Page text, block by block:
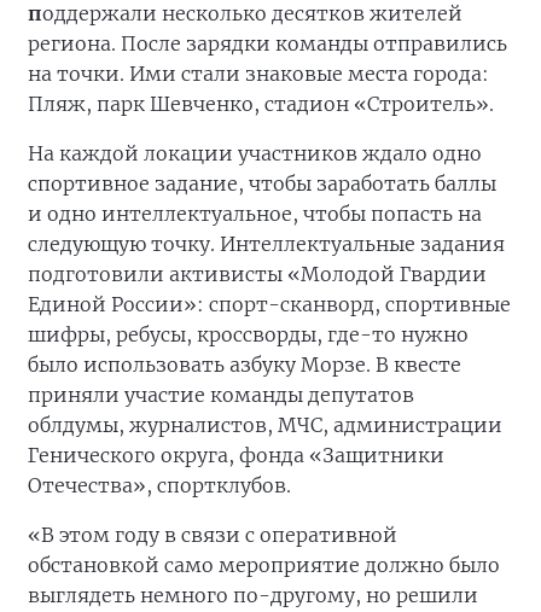
поддержали несколько десятков жителей
региона. После зарядки команды отправились
на точки. Ими стали знаковые места города:
Пляж, парк Шевченко, стадион «Строитель».
На каждой локации участников ждало одно
спортивное задание, чтобы заработать баллы
и одно интеллектуальное, чтобы попасть на
следующую точку. Интеллектуальные задания
подготовили активисты «Молодой Гвардии
Единой России»: спорт-сканворд, спортивные
шифры, ребусы, кроссворды, где-то нужно
было использовать азбуку Морзе. В квесте
приняли участие команды депутатов
облдумы, журналистов, МЧС, администрации
Генического округа, фонда «Защитники
Отечества», спортклубов.
«В этом году в связи с оперативной
обстановкой само мероприятие должно было
выглядеть немного по-другому, но решили